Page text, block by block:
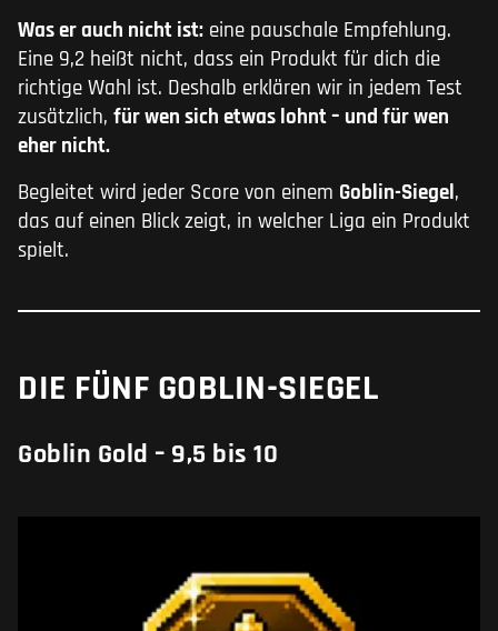
Was er auch nicht ist: eine pauschale Empfehlung.
Eine 9,2 heißt nicht, dass ein Produkt für dich die
richtige Wahl ist. Deshalb erklären wir in jedem Test
zusätzlich, für wen sich etwas lohnt – und für wen
eher nicht.
Begleitet wird jeder Score von einem Goblin-Siegel,
das auf einen Blick zeigt, in welcher Liga ein Produkt
spielt.
DIE FÜNF GOBLIN-SIEGEL
Goblin Gold – 9,5 bis 10